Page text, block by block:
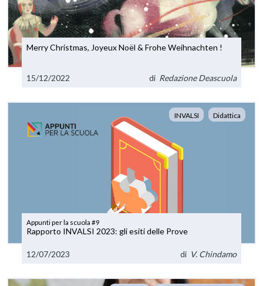
Merry Christmas, Joyeux Noël & Frohe Weihnachten !
15/12/2022 di Redazione Deascuola
INVALSI Didattica
Appunti per la scuola #9
Rapporto INVALSI 2023: gli esiti delle Prove
12/07/2023 di V. Chindamo